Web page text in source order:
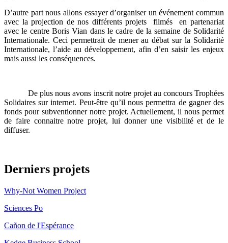
D’autre part nous allons essayer d’organiser un événement commun
avec la projection de nos différents projets filmés en partenariat
avec le centre Boris Vian dans le cadre de la semaine de Solidarité
Internationale. Ceci permettrait de mener au débat sur la Solidarité
Internationale, l’aide au développement, afin d’en saisir les enjeux
mais aussi les conséquences.
De plus nous avons inscrit notre projet au concours Trophées
Solidaires sur internet. Peut-être qu’il nous permettra de gagner des
fonds pour subventionner notre projet. Actuellement, il nous permet
de faire connaitre notre projet, lui donner une visibilité et de le
diffuser.
Derniers projets
Why-Not Women Project
Sciences Po
Cañon de l'Espérance